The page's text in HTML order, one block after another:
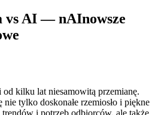
vs AI — nAInowsze
kilku lat niesamowitą przemianę.
nie tylko doskonałe rzemiosło i piękne
i potrzeb odbiorców, ale także